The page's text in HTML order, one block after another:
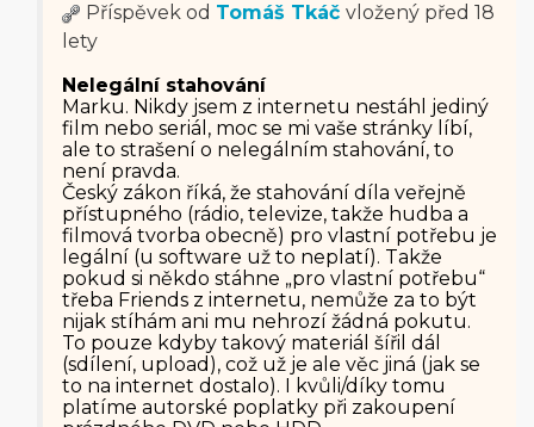
Příspěvek od Tomáš Tkáč vložený před 18
lety
Nelegální stahování
Marku. Nikdy jsem z internetu nestáhl jediný
film nebo seriál, moc se mi vaše stránky líbí,
ale to strašení o nelegálním stahování, to
není pravda.
Český zákon říká, že stahování díla veřejně
přístupného (rádio, televize, takže hudba a
filmová tvorba obecně) pro vlastní potřebu je
legální (u software už to neplatí). Takže
pokud si někdo stáhne „pro vlastní potřebu“
třeba Friends z internetu, nemůže za to být
nijak stíhám ani mu nehrozí žádná pokutu.
To pouze kdyby takový materiál šířil dál
(sdílení, upload), což už je ale věc jiná (jak se
to na internet dostalo). I kvůli/díky tomu
platíme autorské poplatky při zakoupení